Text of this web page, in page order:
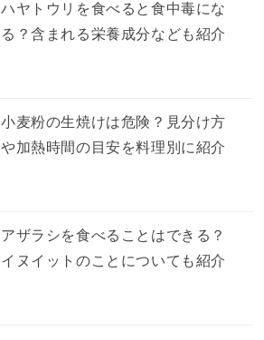
ハヤトウリを食べると食中毒にな
る？含まれる栄養成分なども紹介
小麦粉の生焼けは危険？見分け方
や加熱時間の目安を料理別に紹介
アザラシを食べることはできる？
イヌイットのことについても紹介